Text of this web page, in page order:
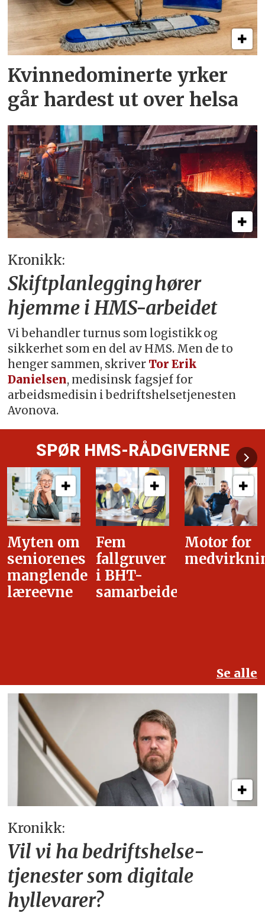
Kvinnedominerte yrker
går hardest ut over helsa
Kronikk:
Skiftplanlegging hører
hjemme i HMS-arbeidet
Vi behandler turnus som logistikk og
sikkerhet som en del av HMS. Men de to
henger sammen, skriver Tor Erik
Danielsen, medisinsk fagsjef for
arbeidsmedisin i bedriftshelsetjenesten
Avonova.
SPØR HMS-RÅDGIVERNE
Fem
fallgruver
i BHT-
samarbeidet
Motor for
medvirkning
i
Se alle
Kronikk:
Vil vi ha bedriftshelse­
tjenester som digitale
hyllevarer?